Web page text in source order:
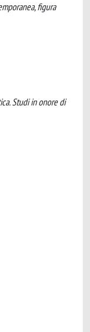
figura
Studi in onore di